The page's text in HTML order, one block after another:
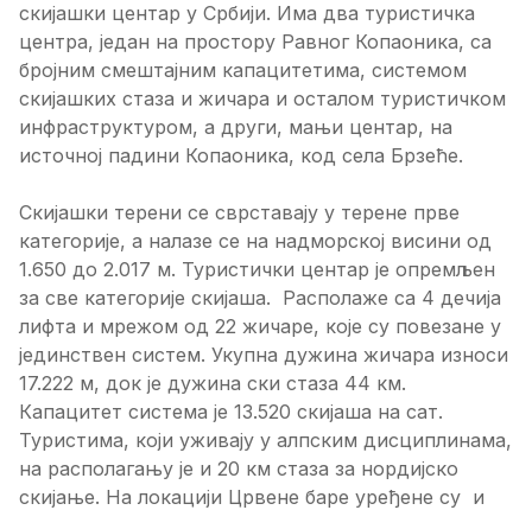
скијашки центар у Србији. Има два туристичка
центра, један на простору Равног Копаоника, са
бројним смештајним капацитетима, системом
скијашких стаза и жичара и осталом туристичком
инфраструктуром, а други, мањи центар, на
источној падини Копаоника, код села Брзеће.
Скијашки терени се сврставају у терене прве
категорије, а налазе се на надморској висини од
1.650 до 2.017 м. Туристички центар је опремљен
за све категорије скијаша. Располаже са 4 дечија
лифта и мрежом од 22 жичаре, које су повезане у
јединствен систем. Укупна дужина жичара износи
17.222 м, док је дужина ски стаза 44 км.
Капацитет система је 13.520 скијаша на сат.
Туристима, који уживају у алпским дисциплинама,
на располагању је и 20 км стаза за нордијско
скијање. На локацији Црвене баре уређене су и